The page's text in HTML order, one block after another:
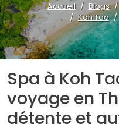
Accueil Blogs
Koh Tao
Spa à Koh
voyage en
détente et